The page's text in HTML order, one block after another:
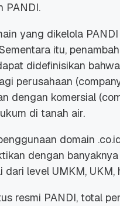
PANDI.
yang dikelola
itu,
didefinisikan
perusahaan
dengan komersial
di tanah air.
domain
dengan
dari level UMKM, UKM,
resmi PANDI, total